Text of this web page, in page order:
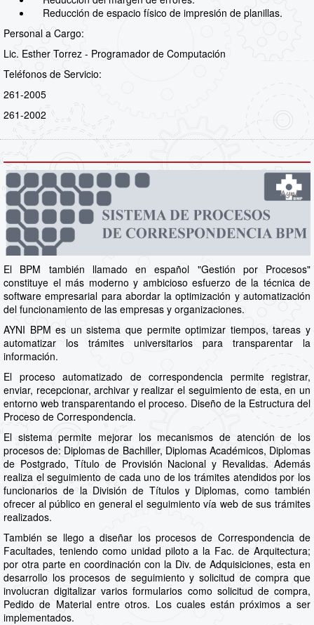
Reducción de espacio físico de impresión de planillas.
Personal a Cargo:
Lic. Esther Torrez - Programador de Computación
Teléfonos de Servicio:
261-2005
261-2002
El BPM también llamado en español "Gestión por Procesos"
constituye el más moderno y ambicioso esfuerzo de la técnica de
software empresarial para abordar la optimización y automatización
del funcionamiento de las empresas y organizaciones.
AYNI BPM es un sistema que permite optimizar tiempos, tareas y
automatizar los trámites universitarios para transparentar la
información.
El proceso automatizado de correspondencia permite registrar,
enviar, recepcionar, archivar y realizar el seguimiento de esta, en un
entorno web transparentando el proceso. Diseño de la Estructura del
Proceso de Correspondencia.
El sistema permite mejorar los mecanismos de atención de los
procesos de: Diplomas de Bachiller, Diplomas Académicos, Diplomas
de Postgrado, Título de Provisión Nacional y Revalidas. Además
realiza el seguimiento de cada uno de los trámites atendidos por los
funcionarios de la División de Títulos y Diplomas, como también
ofrecer al público en general el seguimiento vía web de sus trámites
realizados.
También se llego a diseñar los procesos de Correspondencia de
Facultades, teniendo como unidad piloto a la Fac. de Arquitectura;
por otra parte en coordinación con la Div. de Adquisiciones, esta en
desarrollo los procesos de seguimiento y solicitud de compra que
involucran digitalizar varios formularios como solicitud de compra,
Pedido de Material entre otros. Los cuales están próximos a ser
implementados.